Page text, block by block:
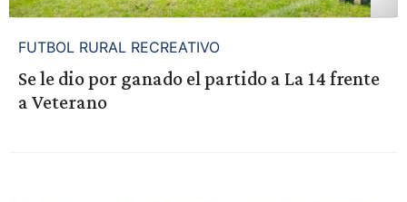
FUTBOL RURAL RECREATIVO
Se le dio por ganado el partido a La 14 frente
a Veterano